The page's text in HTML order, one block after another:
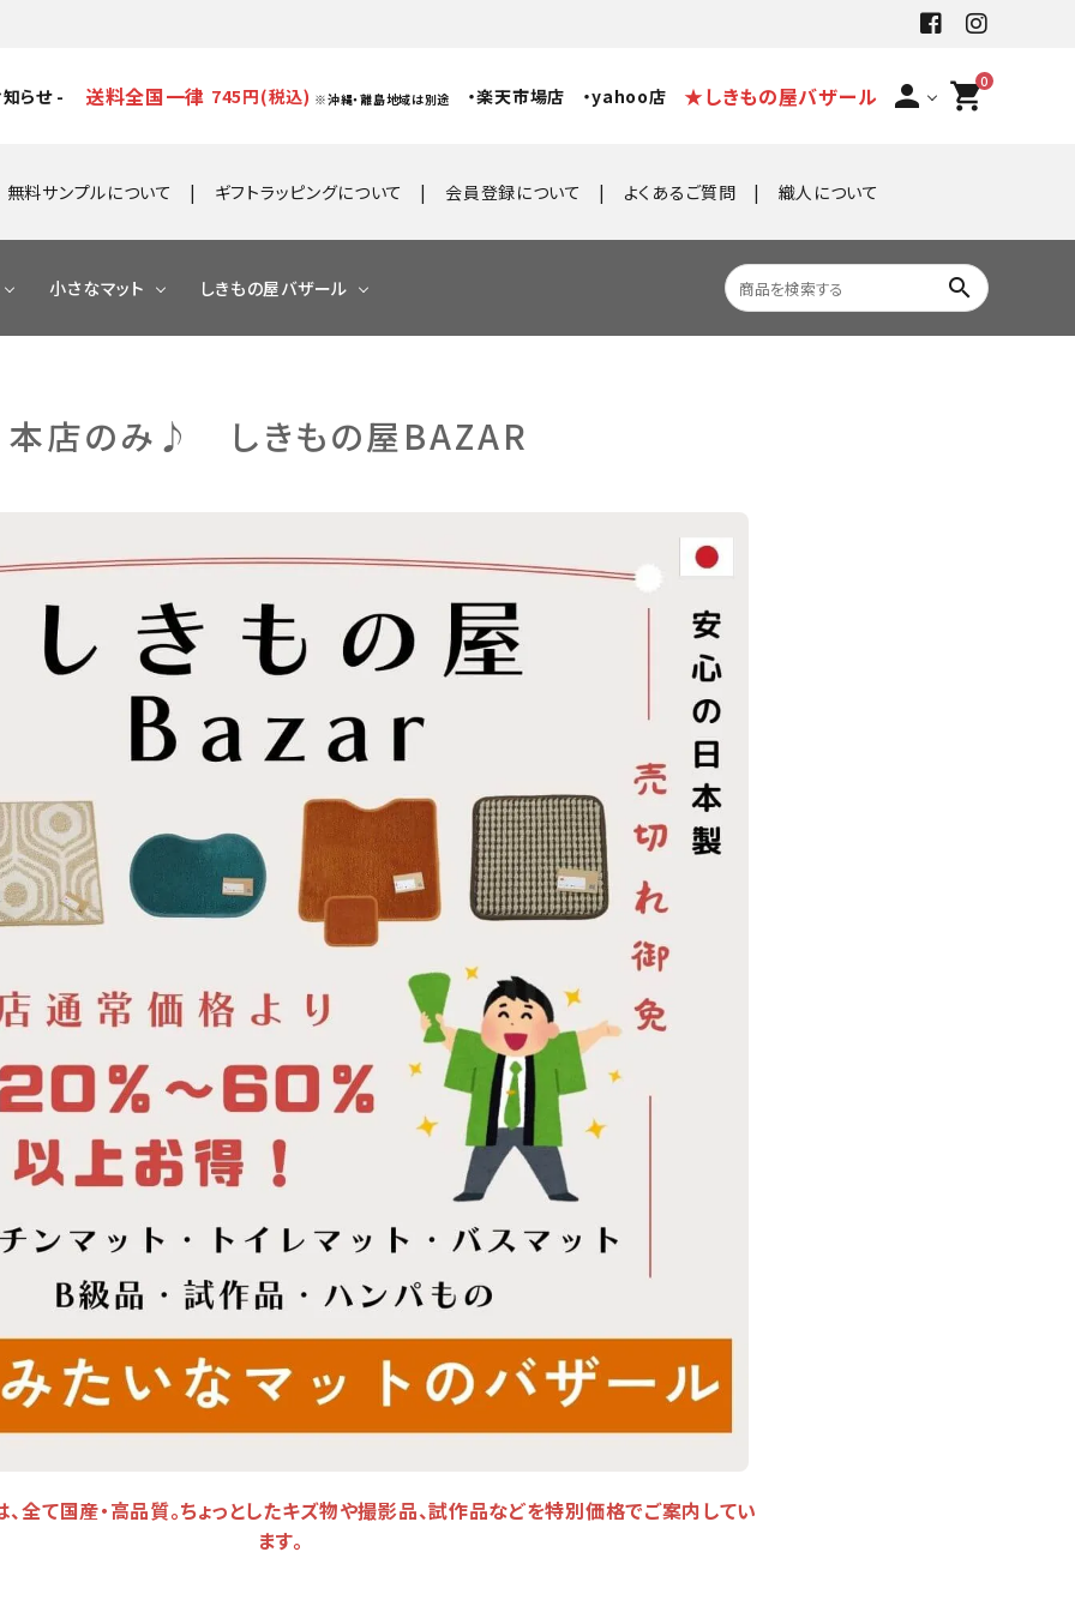
らせ - 送料全国一律 745円(税込) ※沖縄・離島地域は別途 ・楽天市場店 ・yahoo店 ★しきもの屋バザール person 0
shopping_cart
無料サンプルについて ギフトラッピングについて 会員登録について よくあるご質問 織人について
小さなマット しきもの屋バザール search
本店のみ♪ しきもの屋BAZAR
全て国産・高品質。ちょっとしたキズ物や撮影品、試作品などを特別価格でご案内してい
ます。